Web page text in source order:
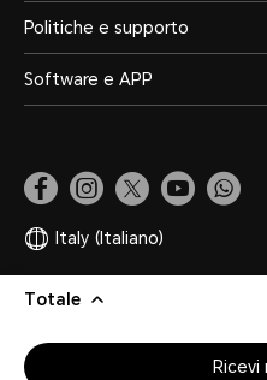
Totale
Politiche e supporto
Software e APP
Italy (Italiano)
Mappa del sito
Copyright ©HONOR 2017-2026. Tutti i